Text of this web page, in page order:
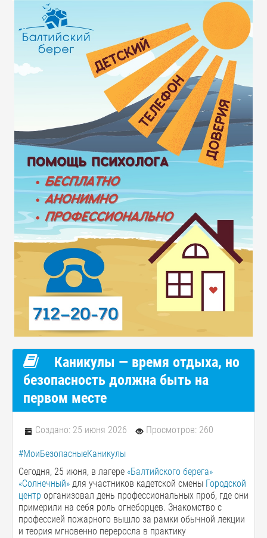
Каникулы — время отдыха, но
безопасность должна быть на
первом месте
Создано: 25 июня 2026 Просмотров: 260
#МоиБезопасныеКаникулы
Сегодня, 25 июня, в лагере «Балтийского берега»
«Солнечный» для участников кадетской смены Городской
центр организовал день профессиональных проб, где они
примерили на себя роль огнеборцев. Знакомство с
профессией пожарного вышло за рамки обычной лекции
и теория мгновенно переросла в практику